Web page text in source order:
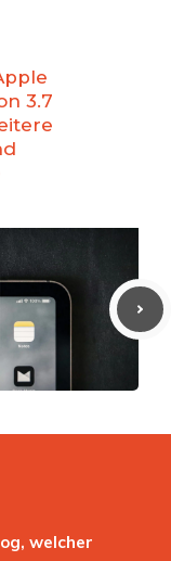
3.7
welcher